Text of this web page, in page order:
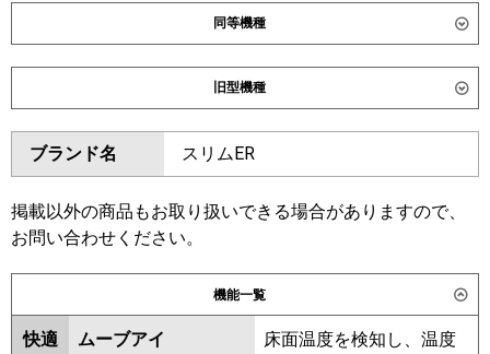
同等機種
ダイキン SZRH160CND SZRH160CD
SZRHU160CD
東芝 GPHB16011MUB
GCEB16011XU GCEB16011MUB
GCSB16014MUB
PCZX-HRMP160K6
HRMP160KL6 PCZX-
ERMP160KL6 PCZX-ERMP160K6
旧型機種
ダイキン SZRT160BYD SZRH160BYD
SZRH160BYND
SZRT160BJD SZRH160BJD
SZRH160BJND SZRJH160BJD
SZRU160BJD
SDRT160BD
SDRH160BND SDRU160BD
SDRU160BND SDRHU160BD
ブランド名 スリムER
掲載以外の商品もお取り扱いできる場合がありますので、
お問い合わせください。
機能一覧
快適
ムーブアイ
床面温度を検知し、温度